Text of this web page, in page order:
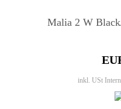
Malia 2 W
inkl. USt